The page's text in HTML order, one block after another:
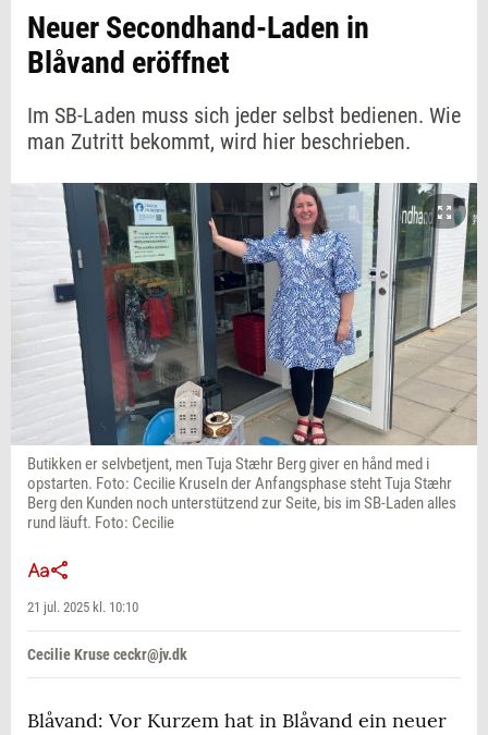
Neuer Secondhand-Laden in
Blåvand eröffnet
Im SB-Laden muss sich jeder selbst bedienen. Wie
man Zutritt bekommt, wird hier beschrieben.
Butikken er selvbetjent, men Tuja Stæhr Berg giver en hånd med i
opstarten. Foto: Cecilie KruseIn der Anfangsphase steht Tuja Stæhr
Berg den Kunden noch unterstützend zur Seite, bis im SB-Laden alles
rund läuft. Foto: Cecilie
21 jul. 2025 kl. 10:10
Cecilie Kruse ceckr@jv.dk
Blåvand: Vor Kurzem hat in Blåvand ein neuer